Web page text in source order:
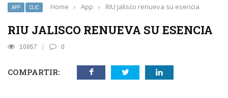
APP CLIC Home › App › RIU Jalisco renueva su esencia
RIU JALISCO RENUEVA SU ESENCIA
10957 0
COMPARTIR: